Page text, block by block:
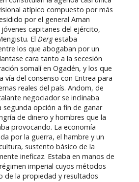
atípico compuesto por más
por el general Aman
capitanes del ejército,
El Dergestaba
los que abogaban por un
cara tanto a la secesión
somalí en Ogadén, y los que
vía del consenso con Eritrea para
reales del país. Andom, de
negociador se inclinaba
opción a fin de ganar
de dinero y hombres que la
provocando. La economía
por la guerra, el hambre y un
sustento básico de la
ineficaz. Estaba en manos de
imperial cuyos métodos
de la propiedad y resultados